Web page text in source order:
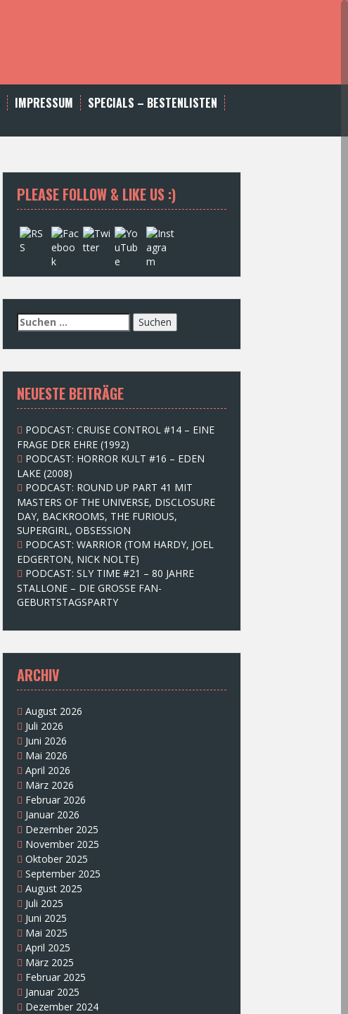
IMPRESSUM
SPECIALS – BESTENLISTEN
PLEASE FOLLOW & LIKE US :)
S
u
c
e
n
n
c
h
:
NEUESTE BEITRÄGE
PODCAST: CRUISE CONTROL #14 – EINE
FRAGE DER EHRE (1992)
PODCAST: HORROR KULT #16 – EDEN
LAKE (2008)
PODCAST: ROUND UP PART 41 MIT
MASTERS OF THE UNIVERSE, DISCLOSURE
DAY, BACKROOMS, THE FURIOUS,
SUPERGIRL, OBSESSION
PODCAST: WARRIOR (TOM HARDY, JOEL
EDGERTON, NICK NOLTE)
PODCAST: SLY TIME #21 – 80 JAHRE
STALLONE – DIE GROSSE FAN-
GEBURTSTAGSPARTY
ARCHIV
August 2026
Juli 2026
Juni 2026
Mai 2026
April 2026
März 2026
Februar 2026
Januar 2026
Dezember 2025
November 2025
Oktober 2025
September 2025
August 2025
Juli 2025
Juni 2025
Mai 2025
April 2025
März 2025
Februar 2025
Januar 2025
Dezember 2024